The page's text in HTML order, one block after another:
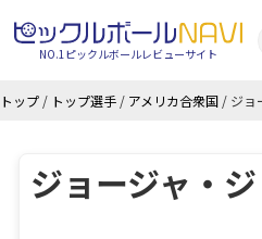
NO.1ピックルボールレビューサイト
トップ / トップ選手 / アメリカ合衆国 / ジョ
ジョージャ・